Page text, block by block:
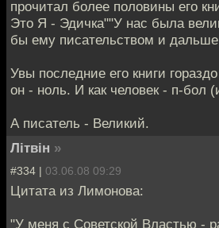
прочитал более половины его
Это Я - Эдичка""У нас была
бы ему писательством и
Увы последние его книги
он - ноль. И как человек - п-бол
А писатель - Великий.
Лiтвiн »
#334 | 03.06.08 09:29
Цитата из Лимонова:
"У меня с Советской Властью -